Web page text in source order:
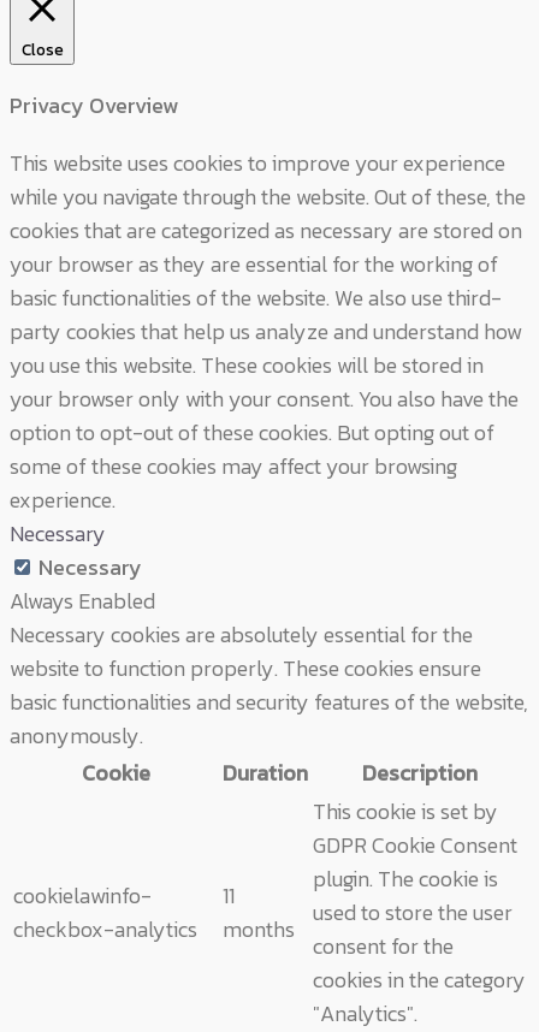
Close
Privacy Overview
This website uses cookies to improve your experience
while you navigate through the website. Out of these, the
cookies that are categorized as necessary are stored on
your browser as they are essential for the working of
basic functionalities of the website. We also use third-
party cookies that help us analyze and understand how
you use this website. These cookies will be stored in
your browser only with your consent. You also have the
option to opt-out of these cookies. But opting out of
some of these cookies may affect your browsing
experience.
Necessary
Necessary
Always Enabled
Necessary cookies are absolutely essential for the
website to function properly. These cookies ensure
basic functionalities and security features of the website,
anonymously.
Cookie
Duration Description
cookielawinfo-
checkbox-analytics
11
months
This cookie is set by
GDPR Cookie Consent
plugin. The cookie is
used to store the user
consent for the
cookies in the category
"Analytics".